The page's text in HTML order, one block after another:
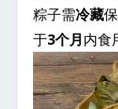
粽子需冷藏
于3个月内食